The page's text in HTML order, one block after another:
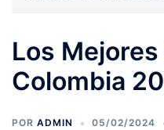
Los
Colombia
POR ADMIN 05/02/2024